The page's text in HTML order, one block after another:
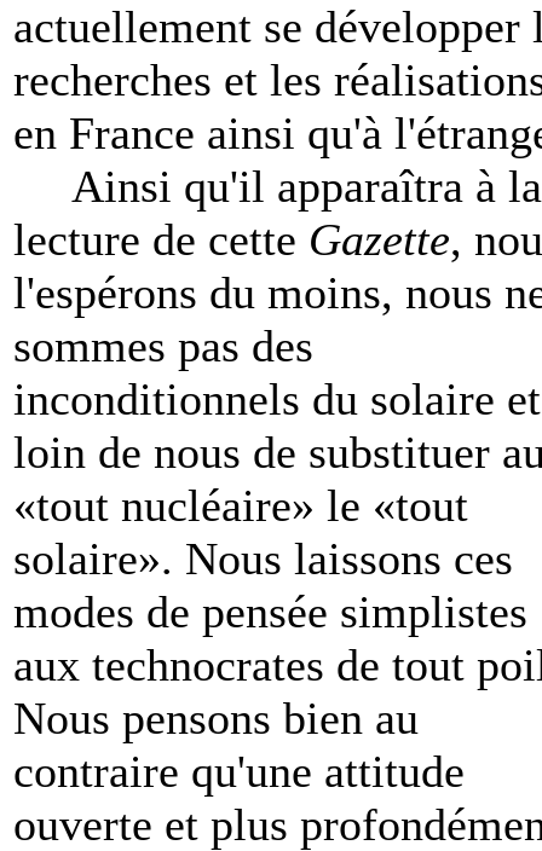
actuellement se développer
recherches et les
en France ainsi qu'à
Ainsi qu'il apparaîtra à la
lecture de cette Gazette,
l'espérons du moins, nous
sommes pas des
inconditionnels du solaire et
loin de nous de substituer
«tout nucléaire» le «tout
solaire». Nous laissons ces
modes de pensée simplistes
aux technocrates de tout
Nous pensons bien au
contraire qu'une attitude
ouverte et plus